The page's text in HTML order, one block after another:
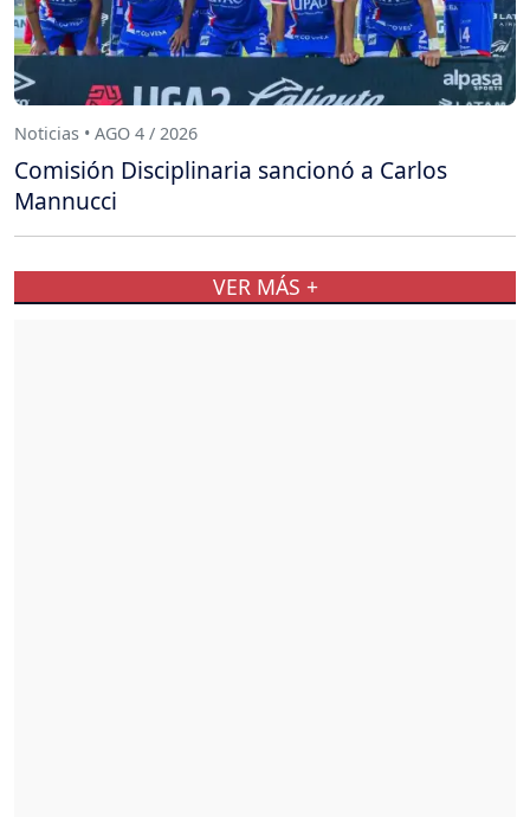
Noticias • AGO 4 / 2026
Comisión Disciplinaria sancionó a Carlos
Mannucci
VER MÁS +